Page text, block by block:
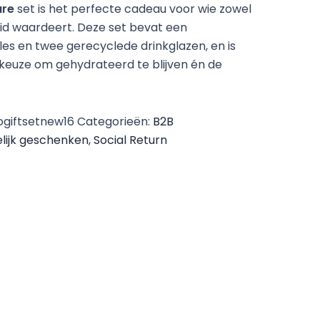
set is het perfecte cadeau voor wie zowel
waardeert. Deze set bevat een
en twee gerecyclede drinkglazen, en is
om gehydrateerd te blijven én de
Categorieën: B2B
geschenken,Social Return